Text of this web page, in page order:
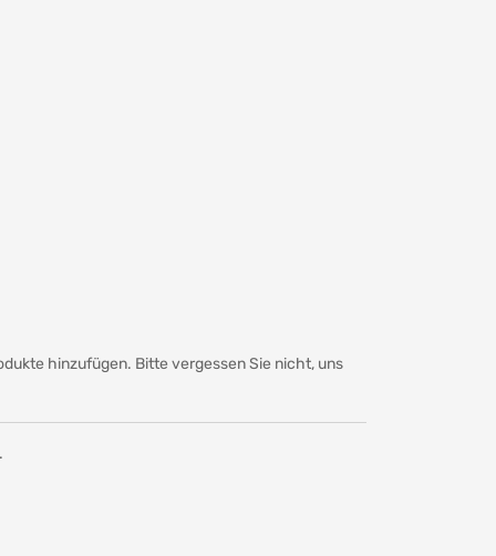
hinzufügen. Bitte vergessen Sie nicht, uns